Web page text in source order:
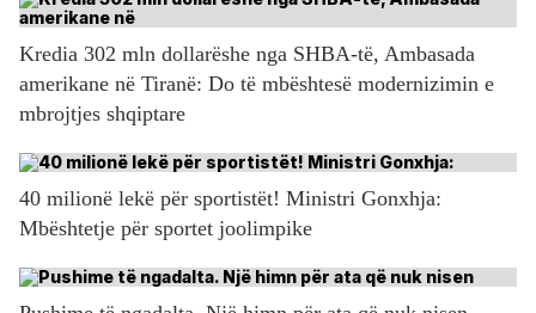
Kredia 302 mln dollarëshe nga SHBA-të, Ambasada
amerikane në Tiranë: Do të mbështesë modernizimin e
mbrojtjes shqiptare
40 milionë lekë për sportistët! Ministri Gonxhja:
Mbështetje për sportet joolimpike